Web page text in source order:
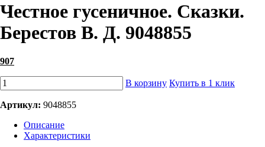
Честное гусеничное. Сказки.
Берестов В. Д. 9048855
907
В корзину Купить в 1 клик
Артикул: 9048855
Описание
Характеристики